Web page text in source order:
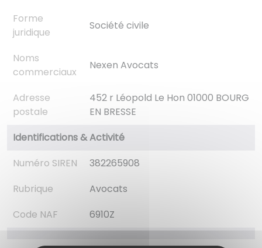
Forme
juridique
Société civile
Noms
commerciaux
Nexen Avocats
Adresse
postale
452 r Léopold Le Hon 01000 BOURG
EN BRESSE
Identifications & Activité
Numéro SIREN
382265908
Rubrique
Avocats
Code NAF
6910Z